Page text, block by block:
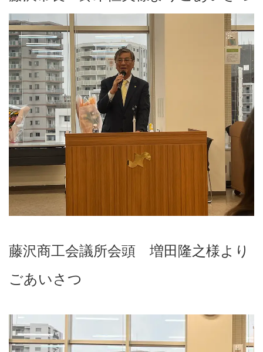
藤沢商工会議所会頭 増田隆之様より
ごあいさつ